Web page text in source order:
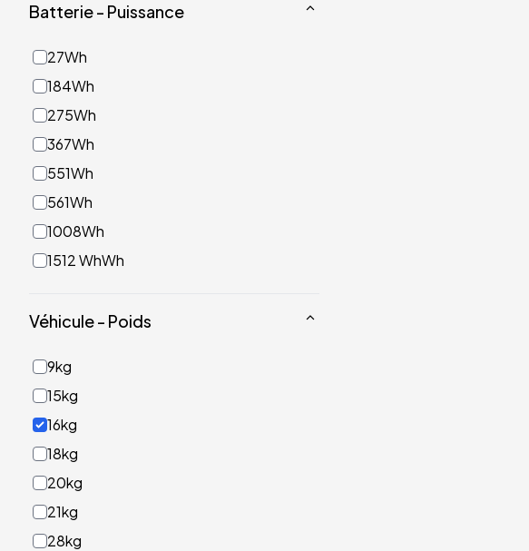
Batterie - Puissance
27Wh
184Wh
275Wh
367Wh
551Wh
561Wh
1008Wh
1512 WhWh
Véhicule - Poids
9kg
15kg
16kg
18kg
20kg
21kg
28kg